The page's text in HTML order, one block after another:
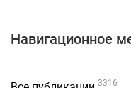
Навигационное
3316